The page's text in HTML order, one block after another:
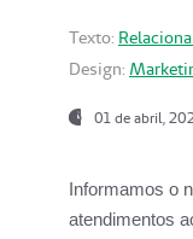
Texto:
Design:
01 de abril,
Informamos o
atendimentos